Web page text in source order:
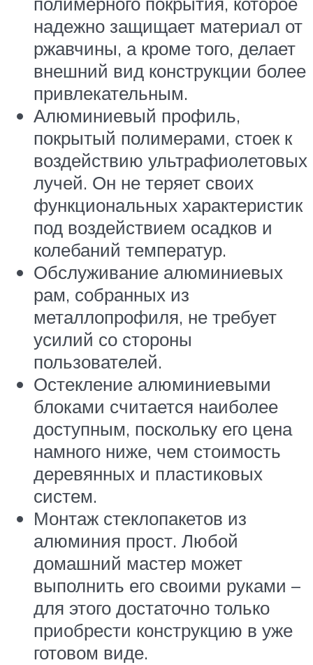
надежно защищает материал от
ржавчины, а кроме того, делает
внешний вид конструкции более
привлекательным.
Алюминиевый профиль,
покрытый полимерами, стоек к
воздействию ультрафиолетовых
лучей. Он не теряет своих
функциональных характеристик
под воздействием осадков и
колебаний температур.
Обслуживание алюминиевых
рам, собранных из
металлопрофиля, не требует
усилий со стороны
пользователей.
Остекление алюминиевыми
блоками считается наиболее
доступным, поскольку его цена
намного ниже, чем стоимость
деревянных и пластиковых
систем.
Монтаж стеклопакетов из
алюминия прост. Любой
домашний мастер может
выполнить его своими руками –
для этого достаточно только
приобрести конструкцию в уже
готовом виде.